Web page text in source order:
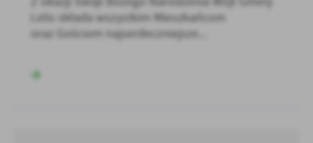
Lelis składa wszystkim Mieszkańcom
oraz Gościom najserdeczniejsze...